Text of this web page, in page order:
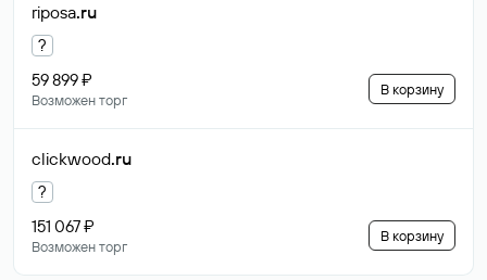
riposa.ru
?
59 899 ₽
Возможен торг
В корзину
clickwood.ru
?
151 067 ₽
Возможен торг
В корзину